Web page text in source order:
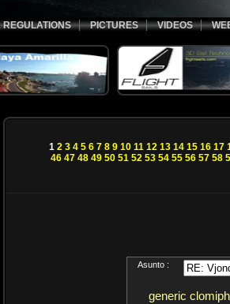
REGULATIONS PICTURES VIDEOS
1 2 3 4 5 6 7 8 9 10 11 12 13 14 15 16 17
46 47 48 49 50 51 52 53 54 55 56 57 58
Asunto :
generic